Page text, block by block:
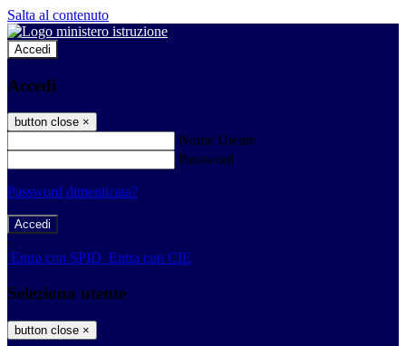
Salta al contenuto
Accedi
Accedi
button close ×
Nome Utente
Password
Password dimenticata?
-
Entra con SPID Entra con CIE
Seleziona utente
button close ×